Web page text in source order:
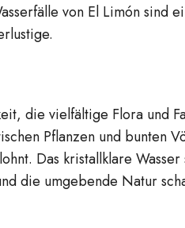
von El Limón sind
die vielfältige Flora und
Pflanzen und bunten
Das kristallklare
die umgebende Natur